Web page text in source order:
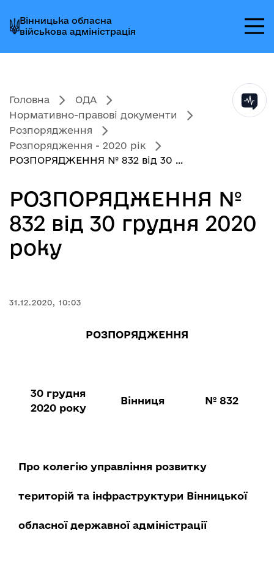
до
головного
меню
до
головного
вмісту
до
головного
колонтитула
Вінницька обласна
військова адміністрація
Головна
ОДА
Нормативно-правові документи
Розпорядження
Розпорядження - 2020 рік
РОЗПОРЯДЖЕННЯ № 832 від 30 ...
РОЗПОРЯДЖЕННЯ №
832 від 30 грудня 2020
року
31.12.2020, 10:03
РОЗПОРЯДЖЕННЯ
30 грудня
2020 року
Вінниця № 832
Про колегію управління розвитку
територій та інфраструктури Вінницької
обласної державної адміністрації